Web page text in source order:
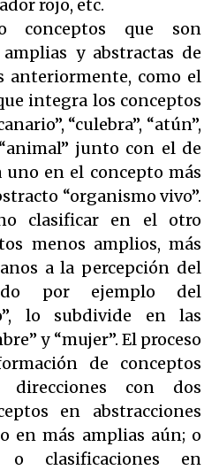
rojo, etc.
conceptos que son
y abstractas de
anteriormente, como el
integra los conceptos
“culebra”, “atún”,
junto con el de
en el concepto más
“organismo vivo”.
clasificar en el otro
menos amplios, más
a la percepción del
por ejemplo del
lo subdivide en las
y “mujer”. El proceso
de conceptos
con dos
en abstracciones
en más amplias aún; o
o clasificaciones en